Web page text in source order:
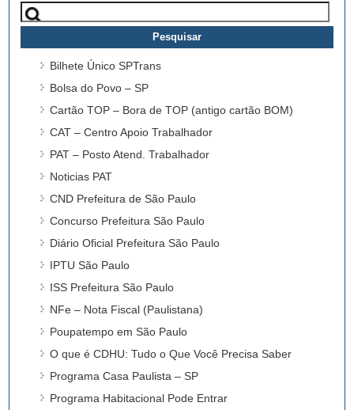
Pesquisar
por:
Bilhete Único SPTrans
Bolsa do Povo – SP
Cartão TOP – Bora de TOP (antigo cartão BOM)
CAT – Centro Apoio Trabalhador
PAT – Posto Atend. Trabalhador
Noticias PAT
CND Prefeitura de São Paulo
Concurso Prefeitura São Paulo
Diário Oficial Prefeitura São Paulo
IPTU São Paulo
ISS Prefeitura São Paulo
NFe – Nota Fiscal (Paulistana)
Poupatempo em São Paulo
O que é CDHU: Tudo o Que Você Precisa Saber
Programa Casa Paulista – SP
Programa Habitacional Pode Entrar